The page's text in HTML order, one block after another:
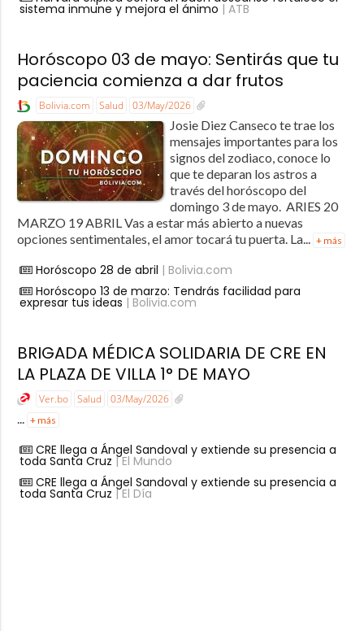
sistema inmune y mejora el ánimo | ATB
Horóscopo 03 de mayo: Sentirás que tu
paciencia comienza a dar frutos
Bolivia.com Salud 03/May/2026
Josie Diez Canseco te trae los
mensajes importantes para los
signos del zodiaco, conoce lo
que te deparan los astros a
través del horóscopo del
domingo 3 de mayo. ARIES 20
MARZO 19 ABRIL Vas a estar más abierto a nuevas
opciones sentimentales, el amor tocará tu puerta. La... + más
Horóscopo 28 de abril | Bolivia.com
Horóscopo 13 de marzo: Tendrás facilidad para
expresar tus ideas | Bolivia.com
BRIGADA MÉDICA SOLIDARIA DE CRE EN
LA PLAZA DE VILLA 1° DE MAYO
Ver.bo Salud 03/May/2026
... + más
CRE llega a Ángel Sandoval y extiende su presencia a
toda Santa Cruz | El Mundo
CRE llega a Ángel Sandoval y extiende su presencia a
toda Santa Cruz | El Día